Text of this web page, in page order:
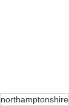
northamptonshire